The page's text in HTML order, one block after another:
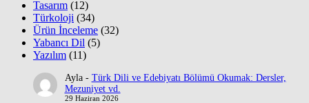
Tasarım (12)
Türkoloji (34)
Ürün İnceleme (32)
Yabancı Dil (5)
Yazılım (11)
Ayla- Türk Dili ve Edebiyatı Bölümü Okumak: Dersler,
Mezuniyet vd.
29 Haziran 2026